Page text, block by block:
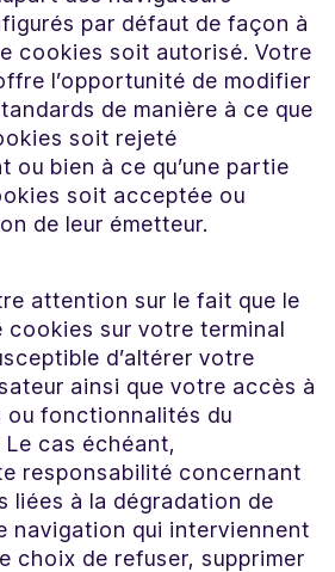
par défaut de façon à
cookies soit autorisé. Votre
l’opportunité de modifier
de manière à ce que
soit rejeté
ou bien à ce qu’une partie
soit acceptée ou
de leur émetteur.
attention sur le fait que le
cookies sur votre terminal
d’altérer votre
ainsi que votre accès à
fonctionnalités du
cas échéant,
responsabilité concernant
liées à la dégradation de
navigation qui interviennent
choix de refuser, supprimer